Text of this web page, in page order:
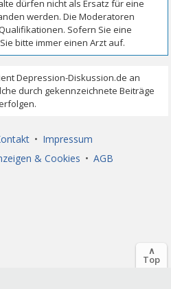
• Impressum
& Cookies • AGB
∧
Top